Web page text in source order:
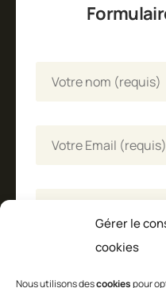
Gérer le
cookies
Nous utilisons descookiespour